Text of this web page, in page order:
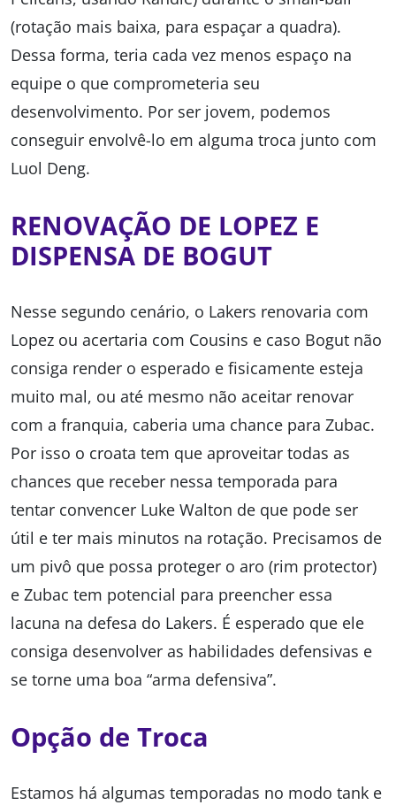
(rotação mais baixa, para espaçar a quadra).
Dessa forma, teria cada vez menos espaço na
equipe o que comprometeria seu
desenvolvimento. Por ser jovem, podemos
conseguir envolvê-lo em alguma troca junto com
Luol Deng.
RENOVAÇÃO DE LOPEZ E
DISPENSA DE BOGUT
Nesse segundo cenário, o Lakers renovaria com
Lopez ou acertaria com Cousins e caso Bogut não
consiga render o esperado e fisicamente esteja
muito mal, ou até mesmo não aceitar renovar
com a franquia, caberia uma chance para Zubac.
Por isso o croata tem que aproveitar todas as
chances que receber nessa temporada para
tentar convencer Luke Walton de que pode ser
útil e ter mais minutos na rotação. Precisamos de
um pivô que possa proteger o aro (rim protector)
e Zubac tem potencial para preencher essa
lacuna na defesa do Lakers. É esperado que ele
consiga desenvolver as habilidades defensivas e
se torne uma boa “arma defensiva”.
Opção de Troca
Estamos há algumas temporadas no modo tank e